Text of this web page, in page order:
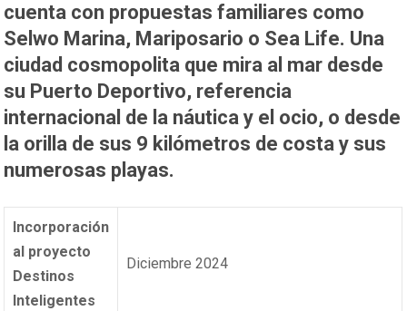
cuenta con propuestas familiares como
Selwo Marina, Mariposario o Sea Life. Una
ciudad cosmopolita que mira al mar desde
su Puerto Deportivo, referencia
internacional de la náutica y el ocio, o desde
la orilla de sus 9 kilómetros de costa y sus
numerosas playas.
Incorporación
al proyecto
Destinos
Inteligentes
Diciembre 2024